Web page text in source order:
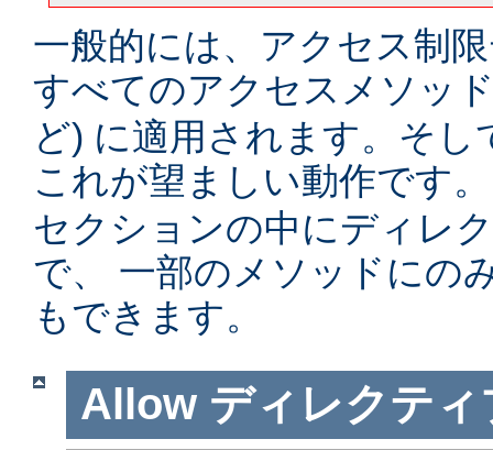
一般的には、アクセス制
すべてのアクセスメソッ
ど) に適用されます。そ
これが望ましい動作です
セクションの中にディレ
で、 一部のメソッドにの
もできます。
Allow ディレクティ